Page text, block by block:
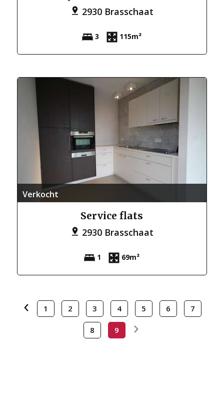
2930 Brasschaat
3 115m²
Verkocht
Service flats
2930 Brasschaat
1 69m²
1 2 3 4 5 6 7
8 9